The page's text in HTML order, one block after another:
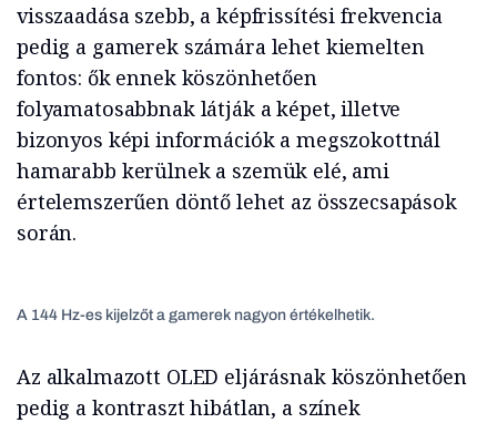
visszaadása szebb, a képfrissítési frekvencia
pedig a gamerek számára lehet kiemelten
fontos: ők ennek köszönhetően
folyamatosabbnak látják a képet, illetve
bizonyos képi információk a megszokottnál
hamarabb kerülnek a szemük elé, ami
értelemszerűen döntő lehet az összecsapások
során.
A 144 Hz-es kijelzőt a gamerek nagyon értékelhetik.
Az alkalmazott OLED eljárásnak köszönhetően
pedig a kontraszt hibátlan, a színek